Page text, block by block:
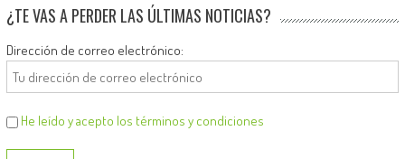
¿TE VAS A PERDER LAS ÚLTIMAS NOTICIAS?
Dirección de correo electrónico:
He leído y acepto los términos y condiciones